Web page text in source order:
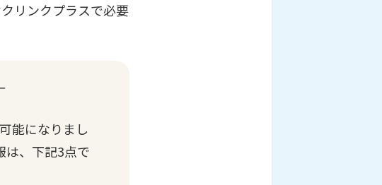
リンクプラスで必要
能になりまし
は、下記3点で